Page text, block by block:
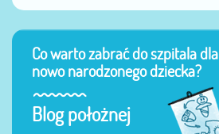
Co warto zabrać do szpitala dla
nowo narodzonego dziecka?
Blog położnej